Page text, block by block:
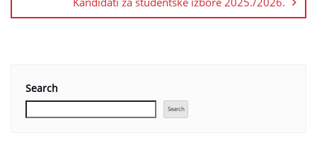
Search
Search